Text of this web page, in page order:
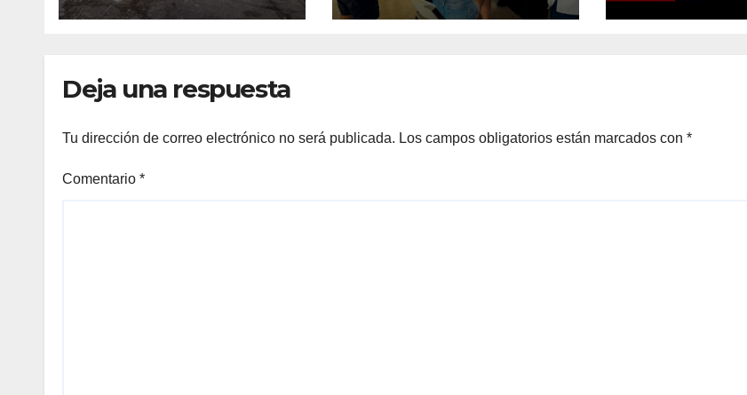
Granjas
en tránsito
Deja una respuesta
Tu dirección de correo electrónico no será publicada. Los campos obligatorios están marcados con *
Comentario *